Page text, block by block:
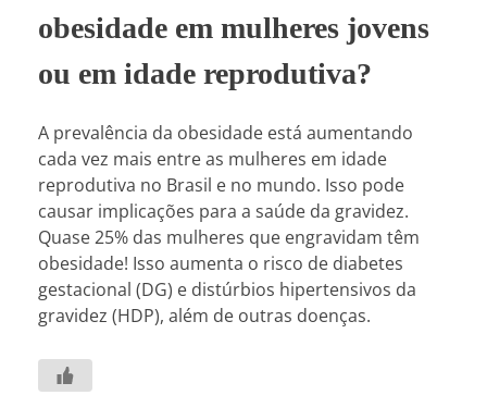
obesidade em mulheres jovens
ou em idade reprodutiva?
A prevalência da obesidade está aumentando
cada vez mais entre as mulheres em idade
reprodutiva no Brasil e no mundo. Isso pode
causar implicações para a saúde da gravidez.
Quase 25% das mulheres que engravidam têm
obesidade! Isso aumenta o risco de diabetes
gestacional (DG) e distúrbios hipertensivos da
gravidez (HDP), além de outras doenças.